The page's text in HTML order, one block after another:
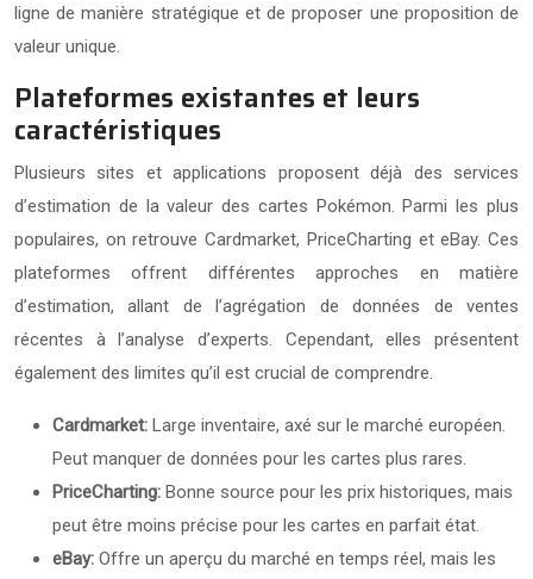
ligne de manière stratégique et de proposer une proposition de
valeur unique.
Plateformes existantes et leurs
caractéristiques
Plusieurs sites et applications proposent déjà des services
d’estimation de la valeur des cartes Pokémon. Parmi les plus
populaires, on retrouve Cardmarket, PriceCharting et eBay. Ces
plateformes offrent différentes approches en matière
d’estimation, allant de l’agrégation de données de ventes
récentes à l’analyse d’experts. Cependant, elles présentent
également des limites qu’il est crucial de comprendre.
Cardmarket: Large inventaire, axé sur le marché européen.
Peut manquer de données pour les cartes plus rares.
PriceCharting: Bonne source pour les prix historiques, mais
peut être moins précise pour les cartes en parfait état.
eBay: Offre un aperçu du marché en temps réel, mais les